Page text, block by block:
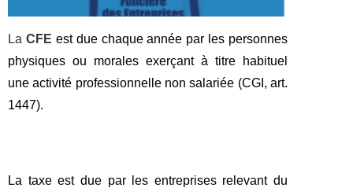
La CFE est due chaque année par les personnes
physiques ou morales exerçant à titre habituel
une activité professionnelle non salariée (CGI, art.
1447).
La taxe est due par les entreprises relevant du